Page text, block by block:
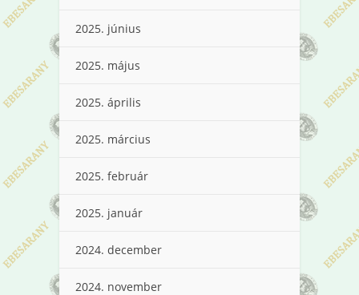
2025. június
2025. május
2025. április
2025. március
2025. február
2025. január
2024. december
2024. november